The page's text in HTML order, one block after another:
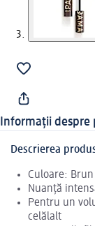
Informații despre
Descrierea
Culoare:
Nuanță
Pentru un
celălalt